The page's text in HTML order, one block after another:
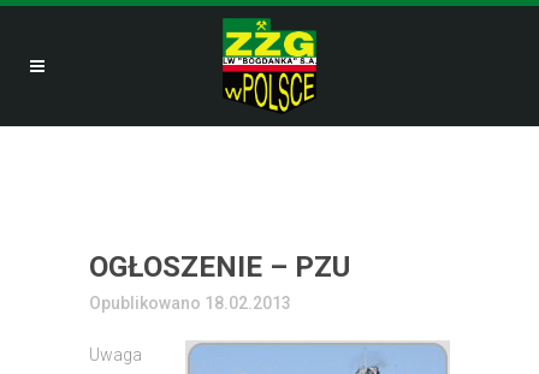
OGŁOSZENIE – PZU
Opublikowano 18.02.2013
Uwaga